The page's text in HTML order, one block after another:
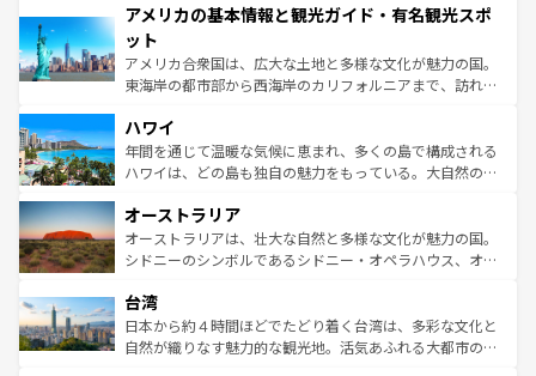
ンツ一覧を参照してほしい。
の建物がそのまま残る町や、スイスならではのユニークな
博物館もあり、アルプス観光だけでなく町歩きも満喫する
ことができる。国民の所得が高いため物価も高いが、旅行
者向けの交通パス提供のサービスもあり、うまく活用すれ
着のスイス情報は
アメリカの基本情報と観光ガイド・有名観光スポ
ット
アメリカ合衆国は、広大な土地と多様な文化が魅力の国。
東海岸の都市部から西海岸のカリフォルニアまで、訪れる
のような巨大都市は、観光、ショッピング、エンターテイ
ンメントが詰まった刺激的なスポットだ。一方、アメリカ
西部には大自然が広がり、グランドキャニオンやイエロー
部のニューオーリンズでは、音楽と美食が融合した独特の
文化が魅力。旅行者はアメリカの各地域で異なる魅力を楽
しみながら、その多様性と豊かな歴史を感じることができ
ならではの贅沢な旅のスタイルだ。 なお、新着のアメリカ
情報はコンテンツ一覧を参照してほしい。
ハワイ
年間を通じて温暖な気候に恵まれ、多くの島で構成される
ハワイは、どの島も独自の魅力をもっている。大自然の神
ワイ島は見逃せない。また、定番の観光地といえばオアフ
島だが、静かな自然を求めるならマウイ島やカウアイ島が
おすすめ。エメラルドグリーンに輝く海をはじめ、豊かな
れるおもてなしの心で訪れる人々を迎えてくれるハワイの
人々、おいしいローカルフードやハワイアンミュージッ
ク、伝統的なフラダンスなど、すべてがハワイの魅力を彩
オーストラリア
オーストラリアは、壮大な自然と多様な文化が魅力の国。
シドニーのシンボルであるシドニー・オペラハウス、オー
リアリーフや大陸中央部にそびえるウルル（エアーズロッ
ク）、タスマニアの美しい原生林やケアンズの熱帯雨林な
ど、見どころがたくさん。また、カフェやワイン、オージ
台湾
日本から約４時間ほどでたどり着く台湾は、多彩な文化と
自然が織りなす魅力的な観光地。活気あふれる大都市の台